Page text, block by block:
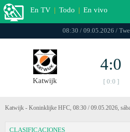
En TV | Todo | En vivo
08:30 / 09.05.2026 /
Katwijk
4:0
[ 0:0 ]
Katwijk - Koninklijke HFC, 08:30 / 09.05.2026,
CLASIFICACIONES